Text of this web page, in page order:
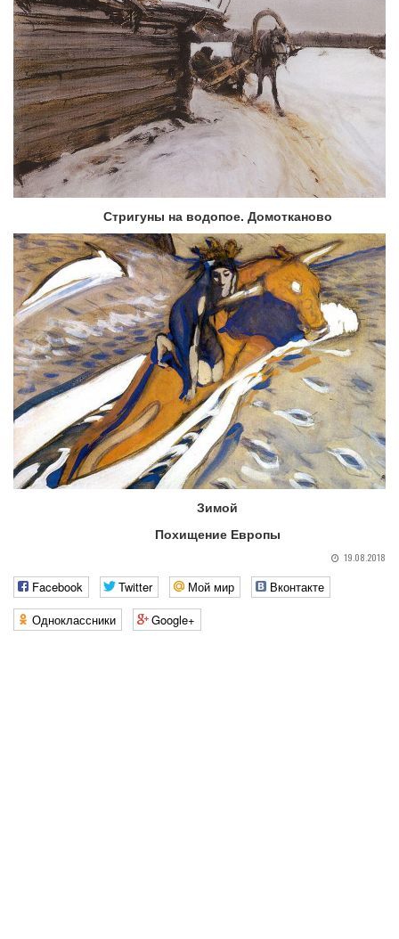
Стригуны на водопое. Домотканово
Зимой
Похищение Европы
19.08.2018
Facebook Twitter Мой мир
Вконтакте
Одноклассники
Google+